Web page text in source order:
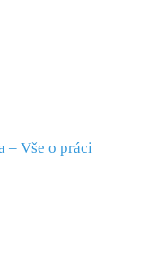
– Vše o práci